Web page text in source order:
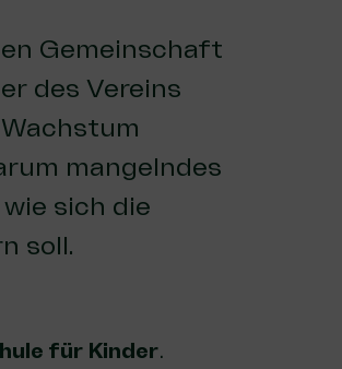
Gemeinschaft
des Vereins
mangelndes
sich die
soll.
für Kinder.